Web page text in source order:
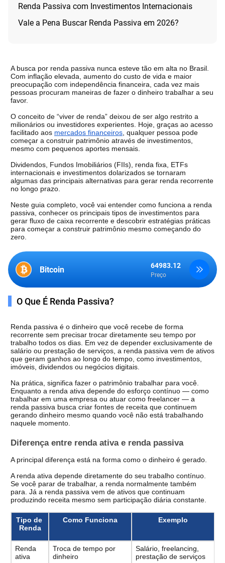
Renda Passiva com Investimentos Internacionais
Vale a Pena Buscar Renda Passiva em 2026?
A busca por renda passiva nunca esteve tão em alta no Brasil.
Com inflação elevada, aumento do custo de vida e maior
preocupação com independência financeira, cada vez mais
pessoas procuram maneiras de fazer o dinheiro trabalhar a seu
favor.
O conceito de “viver de renda” deixou de ser algo restrito a
milionários ou investidores experientes. Hoje, graças ao acesso
facilitado aos mercados financeiros , qualquer pessoa pode
começar a construir patrimônio através de investimentos,
mesmo com pequenos aportes mensais.
Dividendos, Fundos Imobiliários (FIIs), renda fixa, ETFs
internacionais e investimentos dolarizados se tornaram
algumas das principais alternativas para gerar renda recorrente
no longo prazo.
Neste guia completo, você vai entender como funciona a renda
passiva, conhecer os principais tipos de investimentos para
gerar fluxo de caixa recorrente e descobrir estratégias práticas
para começar a construir patrimônio mesmo começando do
zero.
Bitcoin 64983.12
Preço
Ethereum 1919.49
Preço
O Que É Renda Passiva?
Renda passiva é o dinheiro que você recebe de forma
recorrente sem precisar trocar diretamente seu tempo por
trabalho todos os dias. Em vez de depender exclusivamente de
salário ou prestação de serviços, a renda passiva vem de ativos
que geram ganhos ao longo do tempo, como investimentos,
imóveis, dividendos ou negócios digitais.
Na prática, significa fazer o patrimônio trabalhar para você.
Enquanto a renda ativa depende do esforço contínuo — como
trabalhar em uma empresa ou atuar como freelancer — a
renda passiva busca criar fontes de receita que continuem
gerando dinheiro mesmo quando você não está trabalhando
naquele momento.
Diferença entre renda ativa e renda passiva
A principal diferença está na forma como o dinheiro é gerado.
A renda ativa depende diretamente do seu trabalho contínuo.
Se você parar de trabalhar, a renda normalmente também
para. Já a renda passiva vem de ativos que continuam
produzindo receita mesmo sem participação diária constante.
Tipo de
Renda
Como Funciona Exemplo
Renda
ativa
Troca de tempo por
dinheiro
Salário, freelancing,
prestação de serviços